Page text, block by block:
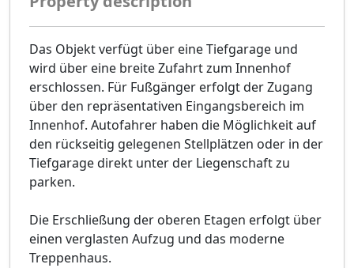
Das Objekt verfügt über eine Tiefgarage und
wird über eine breite Zufahrt zum Innenhof
erschlossen. Für Fußgänger erfolgt der Zugang
über den repräsentativen Eingangsbereich im
Innenhof. Autofahrer haben die Möglichkeit auf
den rückseitig gelegenen Stellplätzen oder in der
Tiefgarage direkt unter der Liegenschaft zu
parken.
Die Erschließung der oberen Etagen erfolgt über
einen verglasten Aufzug und das moderne
Treppenhaus.